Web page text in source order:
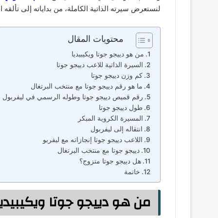
لنستعرض سيرته الذاتية الكاملة، من بداياته إلى تألقه
محتويات المقال
من هو دييجو جوتا ويكيبيديا
السيرة الذاتية للاعب دييجو جوتا
كم وزن دييجو جوتا
ما هو رقم دييجو جوتا مع منتخب البرتغال
رقم قميص دييجو جوتا وطوله الرسمي في ليفربول
طول دييجو جوتا
المسيرة الكروية المبكر
انتقاله إلى ليفربول
اللاعب دييجو جوتا إنجازاته مع ليفربو
دييجو جوتا مع منتخب البرتغال
هل دييجو جوتا متزوج؟
خاتمة
من هو دييجو جوتا